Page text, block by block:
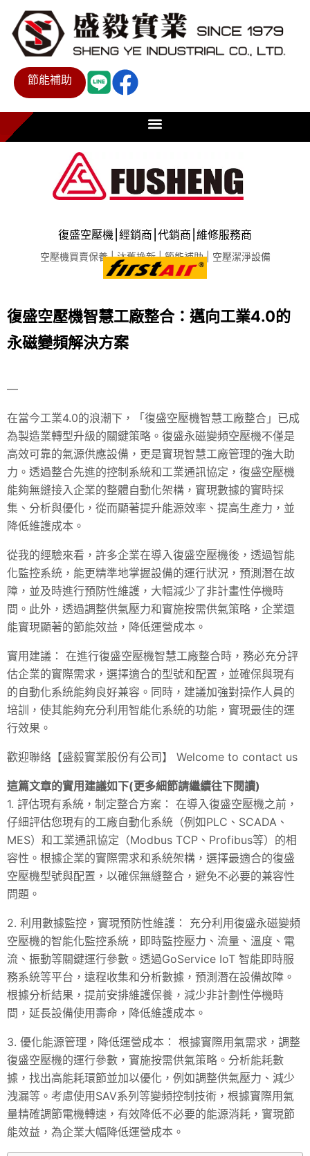
節能補助
復盛空壓機⎮經銷商⎮代銷商⎮維修服務商
空壓機買賣保養 | 汰舊換新 | 節能補助 | 空壓潔淨設備
復盛空壓機智慧工廠整合：邁向工業4.0的
永磁變頻解決方案
—
在當今工業4.0的浪潮下，「復盛空壓機智慧工廠整合」已成
為製造業轉型升級的關鍵策略。復盛永磁變頻空壓機不僅是
高效可靠的氣源供應設備，更是實現智慧工廠管理的強大助
力。透過整合先進的控制系統和工業通訊協定，復盛空壓機
能夠無縫接入企業的整體自動化架構，實現數據的實時採
集、分析與優化，從而顯著提升能源效率、提高生產力，並
降低維護成本。
從我的經驗來看，許多企業在導入復盛空壓機後，透過智能
化監控系統，能更精準地掌握設備的運行狀況，預測潛在故
障，並及時進行預防性維護，大幅減少了非計畫性停機時
間。此外，透過調整供氣壓力和實施按需供氣策略，企業還
能實現顯著的節能效益，降低運營成本。
實用建議： 在進行復盛空壓機智慧工廠整合時，務必充分評
估企業的實際需求，選擇適合的型號和配置，並確保與現有
的自動化系統能夠良好兼容。同時，建議加強對操作人員的
培訓，使其能夠充分利用智能化系統的功能，實現最佳的運
行效果。
歡迎聯絡【盛毅實業股份有公司】 Welcome to contact us
這篇文章的實用建議如下(更多細節請繼續往下閱讀)
1. 評估現有系統，制定整合方案： 在導入復盛空壓機之前，
仔細評估您現有的工廠自動化系統（例如PLC、SCADA、
MES）和工業通訊協定（Modbus TCP、Profibus等）的相
容性。根據企業的實際需求和系統架構，選擇最適合的復盛
空壓機型號與配置，以確保無縫整合，避免不必要的兼容性
問題。
2. 利用數據監控，實現預防性維護： 充分利用復盛永磁變頻
空壓機的智能化監控系統，即時監控壓力、流量、溫度、電
流、振動等關鍵運行參數。透過GoService IoT 智能即時服
務系統等平台，遠程收集和分析數據，預測潛在設備故障。
根據分析結果，提前安排維護保養，減少非計劃性停機時
間，延長設備使用壽命，降低維護成本。
3. 優化能源管理，降低運營成本： 根據實際用氣需求，調整
復盛空壓機的運行參數，實施按需供氣策略。分析能耗數
據，找出高能耗環節並加以優化，例如調整供氣壓力、減少
洩漏等。考慮使用SAV系列等變頻控制技術，根據實際用氣
量精確調節電機轉速，有效降低不必要的能源消耗，實現節
能效益，為企業大幅降低運營成本。